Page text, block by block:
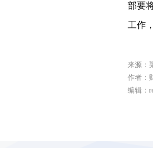
部要
工作
来源：
作者：
编辑：